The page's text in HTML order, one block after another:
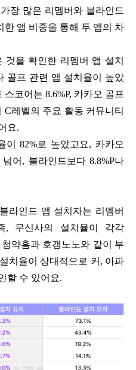
장 많은 리멤버와 블라인드
한 앱 비중을 통해 두 앱의 차
것을 확인한 리멤버 앱 설치
골프 관련 앱 설치율이 높았
스코어는 8.6%P, 카카오 골프
C레벨의 주요 활동 커뮤니티
요.
이82%로 높았고요, 카카오
어 , 블라인드보다8.8%P나
라인드 앱 설치자는 리멤버
, 무신사의 설치율이 각각
청약홈과 호갱노노와 같이 부
치율이 상대적으로 커 , 아파
할 수 있어요.